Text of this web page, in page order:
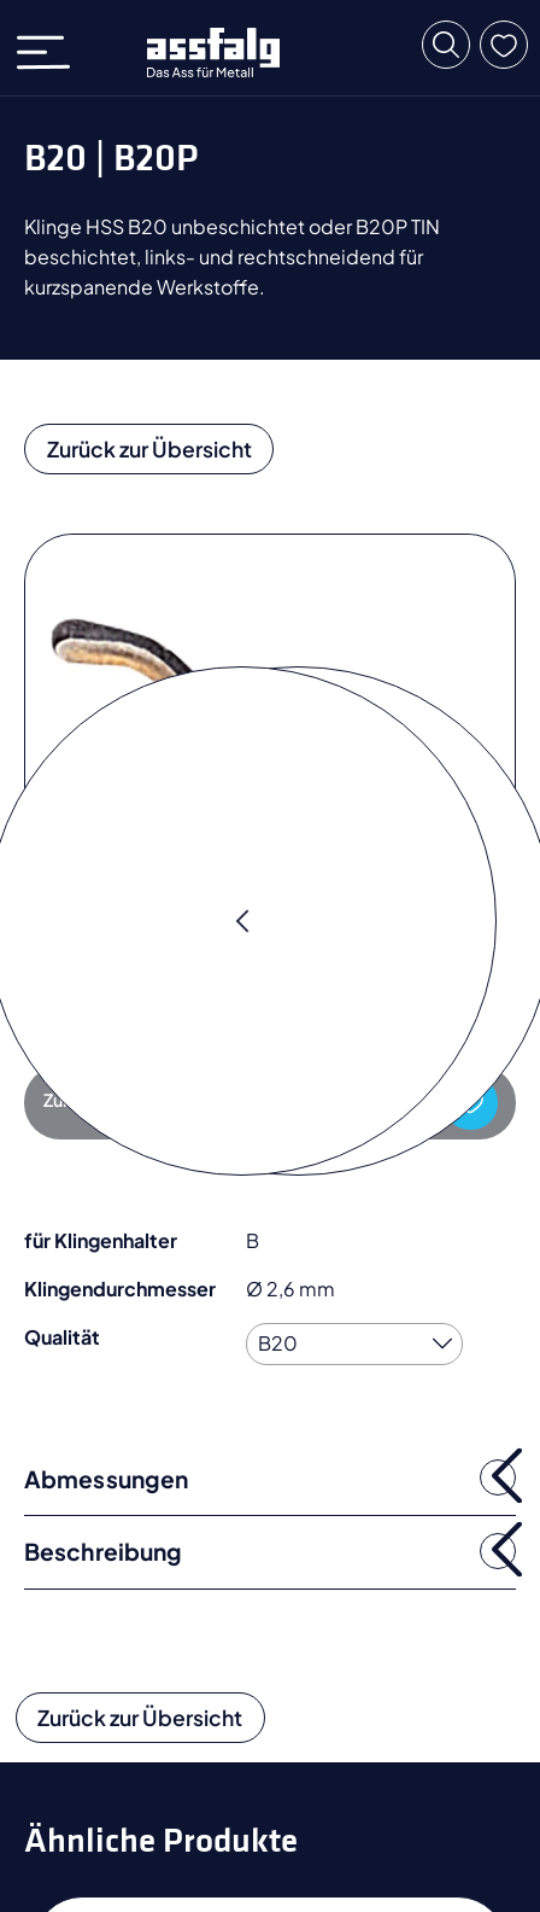
B20 | B20P
Klinge HSS B20 unbeschichtet oder B20P TIN
beschichtet, links- und rechtschneidend für
kurzspanende Werkstoffe.
Zurück zur Übersicht
Zur Anfrageliste hinzufügen
für Klingenhalter
B
Klingendurchmesser
Ø 2,6 mm
Qualität
Abmessungen
Beschreibung
Zurück zur Übersicht
Ähnliche Produkte